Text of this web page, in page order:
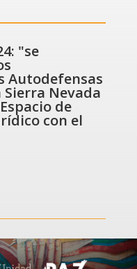
"se
Autodefensas
Nevada
de
con el